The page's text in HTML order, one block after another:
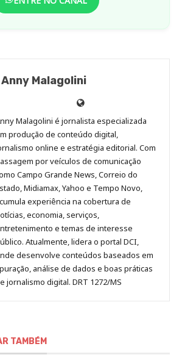
Anny Malagolini
Malagolini
no
Pinterest
Malagolini
no
LinkedIn
Malagolini
no
Instagram
Anny
Malagolini
no
Facebook
Site
de
Anny
Malagolini
Malagolini é jornalista especializada
produção de conteúdo digital,
online e estratégia editorial. Com
por veículos de comunicação
Campo Grande News, Correio do
Midiamax, Yahoo e Tempo Novo,
experiência na cobertura de
economia, serviços,
e temas de interesse
Atualmente, lidera o portal DCI,
desenvolve conteúdos baseados em
análise de dados e boas práticas
jornalismo digital. DRT 1272/MS
TAMBÉM